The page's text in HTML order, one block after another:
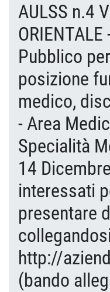
AULSS n.4
Pubblico
posizione
medico,
- Area
Specialità
14
interessati
presentare
http://
(bando